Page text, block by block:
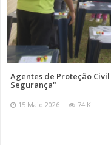
Agentes de Proteção
Segurança"
15 Maio 2026 74 K